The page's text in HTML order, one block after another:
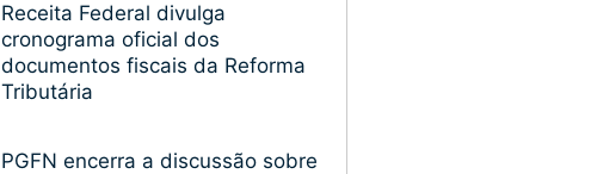
Receita Federal divulga
cronograma oficial dos
documentos fiscais da Reforma
Tributária
PGFN encerra a discussão sobre